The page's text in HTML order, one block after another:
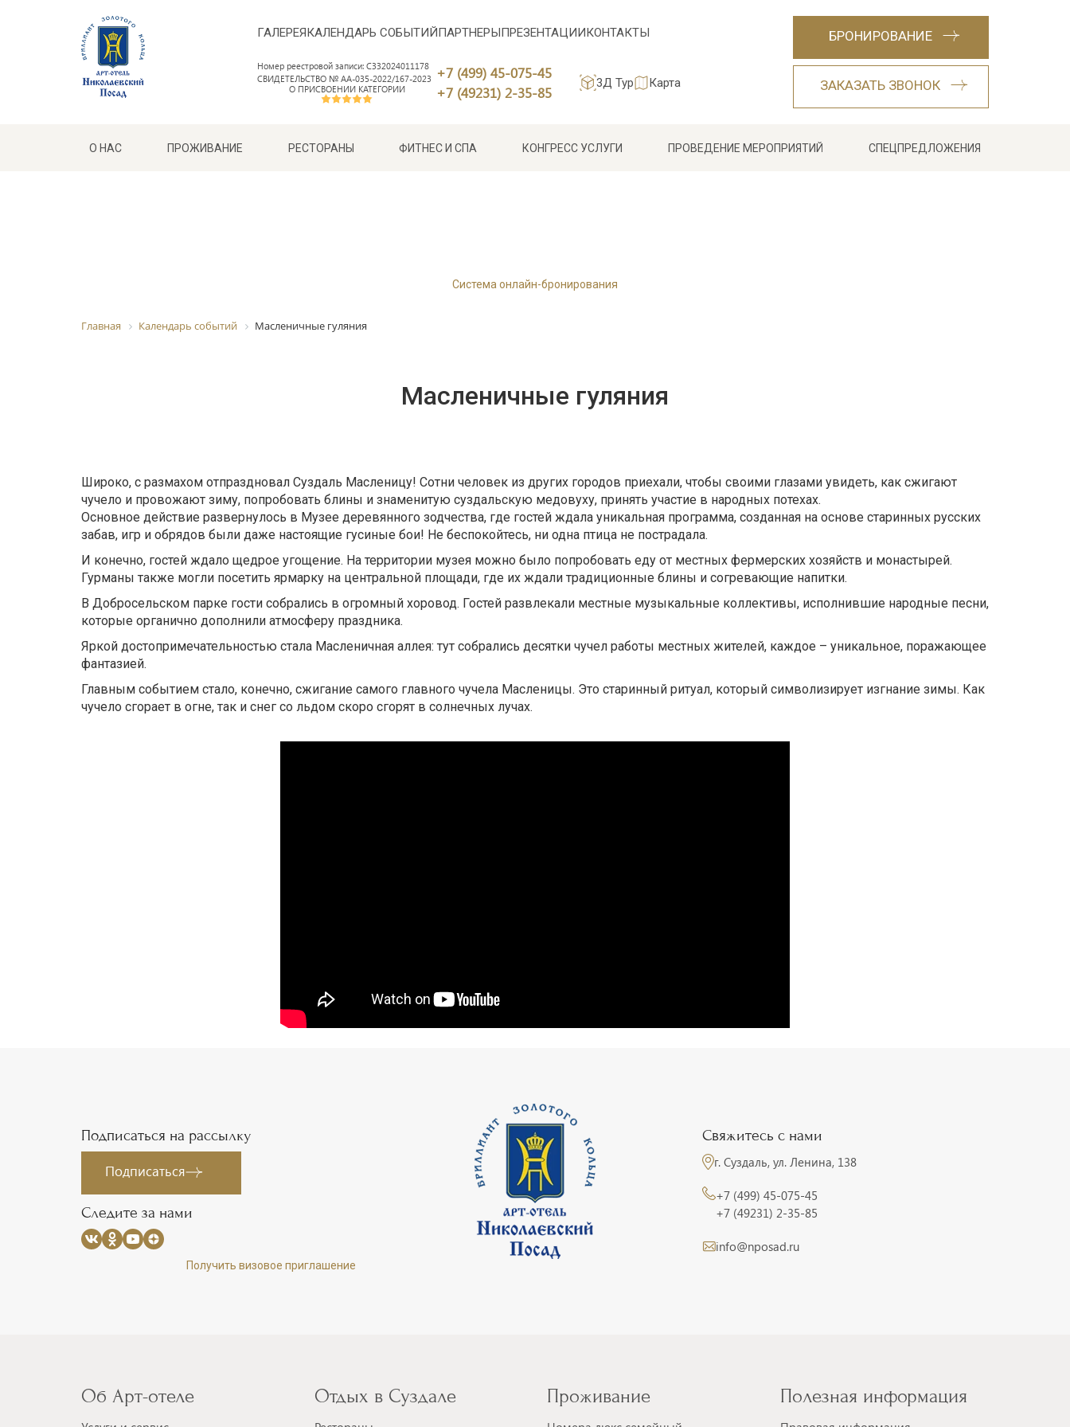
ГАЛЕРЕЯКАЛЕНДАРЬ СОБЫТИЙПАРТНЕРЫПРЕЗЕНТАЦИИКОНТАКТЫ
Номер реестровой записи: С332024011178
СВИДЕТЕЛЬСТВО № АА-035-2022/167-2023
О ПРИСВОЕНИИ КАТЕГОРИИ
+7 (499) 45-075-45
+7 (49231) 2-35-85
3Д Тур Карта
БРОНИРОВАНИЕ
ЗАКАЗАТЬ ЗВОНОК
О НАС ПРОЖИВАНИЕ РЕСТОРАНЫ ФИТНЕС И СПА КОНГРЕСС УСЛУГИ ПРОВЕДЕНИЕ МЕРОПРИЯТИЙ СПЕЦПРЕДЛОЖЕНИЯ
Система онлайн-бронирования
Главная Календарь событий Масленичные гуляния
Масленичные гуляния
Широко, с размахом отпраздновал Суздаль Масленицу! Сотни человек из других городов приехали, чтобы своими глазами увидеть, как сжигают
чучело и провожают зиму, попробовать блины и знаменитую суздальскую медовуху, принять участие в народных потехах.
Основное действие развернулось в Музее деревянного зодчества, где гостей ждала уникальная программа, созданная на основе старинных русских
забав, игр и обрядов были даже настоящие гусиные бои! Не беспокойтесь, ни одна птица не пострадала.
И конечно, гостей ждало щедрое угощение. На территории музея можно было попробовать еду от местных фермерских хозяйств и монастырей.
Гурманы также могли посетить ярмарку на центральной площади, где их ждали традиционные блины и согревающие напитки.
В Добросельском парке гости собрались в огромный хоровод. Гостей развлекали местные музыкальные коллективы, исполнившие народные песни,
которые органично дополнили атмосферу праздника.
Яркой достопримечательностью стала Масленичная аллея: тут собрались десятки чучел работы местных жителей, каждое – уникальное, поражающее
фантазией.
Главным событием стало, конечно, сжигание самого главного чучела Масленицы. Это старинный ритуал, который символизирует изгнание зимы. Как
чучело сгорает в огне, так и снег со льдом скоро сгорят в солнечных лучах.
Подписаться на рассылку
Подписаться
Следите за нами
Получить визовое приглашение
Свяжитесь с нами
г. Суздаль, ул. Ленина, 138
+7 (499) 45-075-45
+7 (49231) 2-35-85
info@nposad.ru
Об Арт-отеле Отдых в Суздале Проживание Полезная информация